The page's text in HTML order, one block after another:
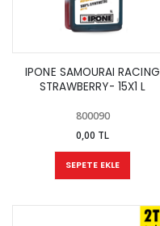
IPONE SAMOURAI RACING
STRAWBERRY- 15X1 L
800090
0,00 TL
SEPETE EKLE